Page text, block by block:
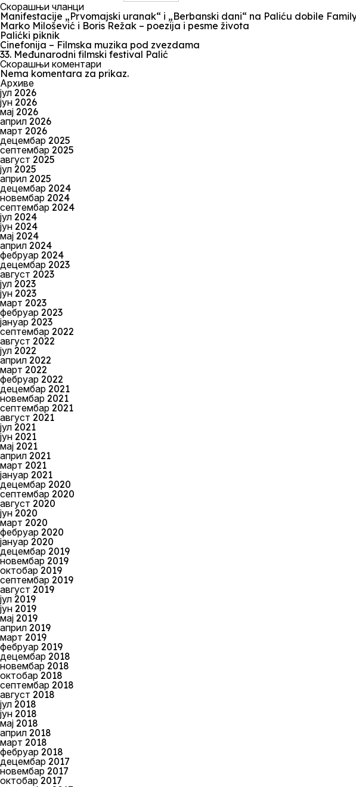
Скорашњи чланци
Manifestacije „Prvomajski uranak“ i „Berbanski dani“ na Paliću dobile
Marko Milošević i Boris Režak – poezija i pesme života
Palićki piknik
Cinefonija – Filmska muzika pod zvezdama
33. Međunarodni filmski festival Palić
Скорашњи коментари
Nema komentara za prikaz.
Архиве
јул 2026
јун 2026
мај 2026
април 2026
март 2026
децембар 2025
септембар 2025
август 2025
јул 2025
април 2025
децембар 2024
новембар 2024
септембар 2024
јул 2024
јун 2024
мај 2024
април 2024
фебруар 2024
децембар 2023
август 2023
јул 2023
јун 2023
март 2023
фебруар 2023
јануар 2023
септембар 2022
август 2022
јул 2022
април 2022
март 2022
фебруар 2022
децембар 2021
новембар 2021
септембар 2021
август 2021
јул 2021
јун 2021
мај 2021
април 2021
март 2021
јануар 2021
децембар 2020
септембар 2020
август 2020
јун 2020
март 2020
фебруар 2020
јануар 2020
децембар 2019
новембар 2019
октобар 2019
септембар 2019
август 2019
јул 2019
јун 2019
мај 2019
април 2019
март 2019
фебруар 2019
децембар 2018
новембар 2018
октобар 2018
септембар 2018
август 2018
јул 2018
јун 2018
мај 2018
април 2018
март 2018
фебруар 2018
децембар 2017
новембар 2017
октобар 2017